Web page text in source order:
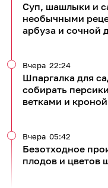
Суп, шашлыки и
необычными
арбуза и сочной
Шпаргалка для
собирать
ветками и кроной
Вчера 22:24
Безотходное
плодов и цветов
Вчера 05:42